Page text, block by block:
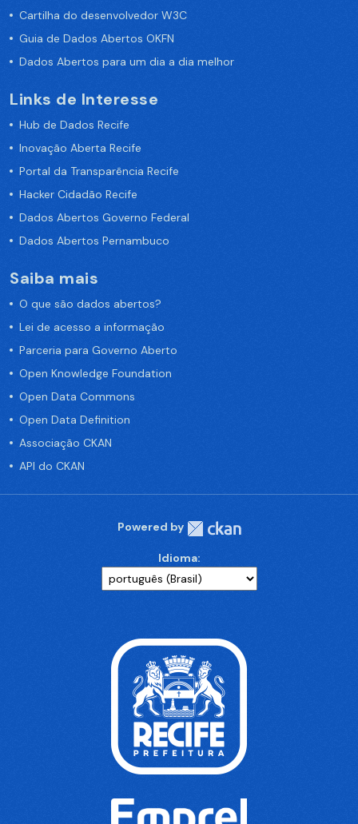
Cartilha do desenvolvedor W3C
Guia de Dados Abertos OKFN
Dados Abertos para um dia a dia melhor
Links de Interesse
Hub de Dados Recife
Inovação Aberta Recife
Portal da Transparência Recife
Hacker Cidadão Recife
Dados Abertos Governo Federal
Dados Abertos Pernambuco
Saiba mais
O que são dados abertos?
Lei de acesso a informação
Parceria para Governo Aberto
Open Knowledge Foundation
Open Data Commons
Open Data Definition
Associação CKAN
API do CKAN
Powered by
Idioma